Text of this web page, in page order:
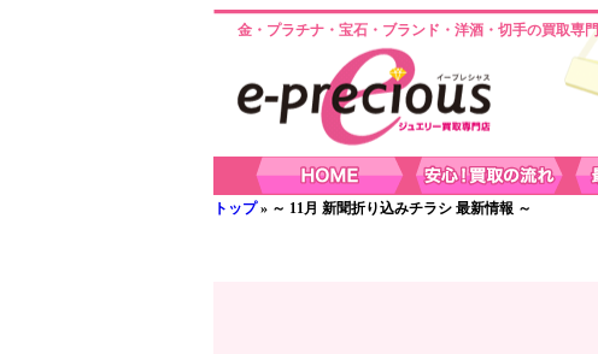
金・プラチナ・宝石・ブランド・洋酒・切手の買取専
トップ» ～ 11月 新聞折り込みチラシ 最新情報 ～